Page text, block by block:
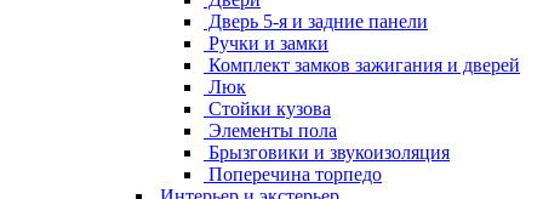
Дверь 5-я и задние панели
Ручки и замки
Комплект замков зажигания и дверей
Люк
Стойки кузова
Элементы пола
Брызговики и звукоизоляция
Поперечина торпедо